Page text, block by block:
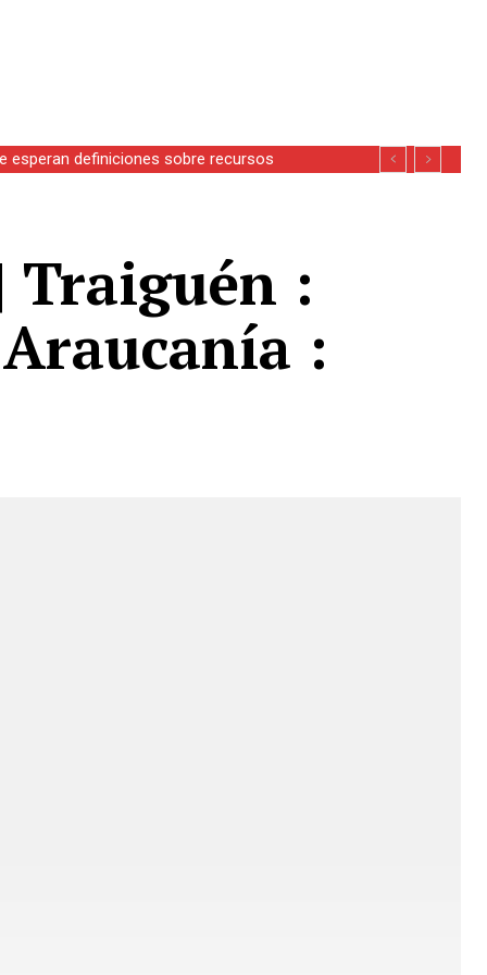
esperan definiciones sobre recursos
Traiguén :
: